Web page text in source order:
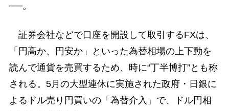
──。
証券会社などで口座を開設して取引するFXは、
「円高か、円安か」といった為替相場の上下動を
読んで通貨を売買するため、時に“丁半博打”とも称
される。5月の大型連休に実施された政府・日銀に
よるドル売り円買いの「為替介入」で、ドル円相